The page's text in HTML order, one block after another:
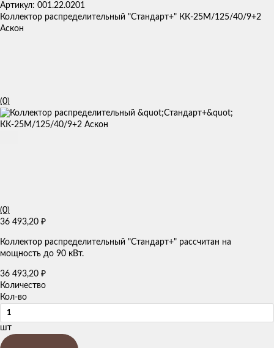
Артикул: 001.22.0201
Коллектор распределительный "Стандарт+" КК-25М/125/40/9+2
Аскон
(0)
(0)
36 493,20 ₽
Коллектор распределительный "Стандарт+" рассчитан на
мощность до 90 кВт.
36 493,20 ₽
Количество
Кол-во
шт